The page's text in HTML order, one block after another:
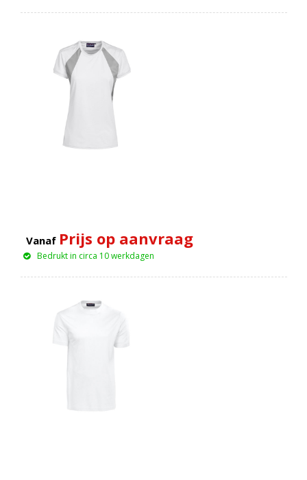
Vanaf Prijs op aanvraag
Bedrukt in circa 10 werkdagen